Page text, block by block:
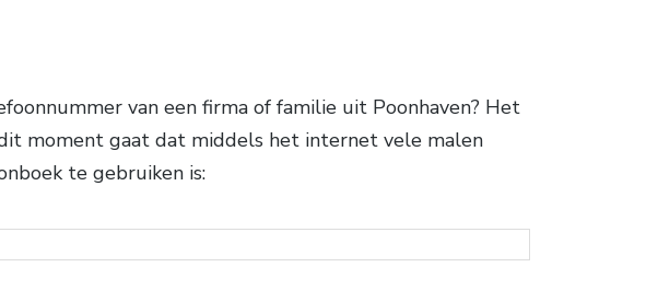
van een firma of familie uit Poonhaven? Het
moment gaat dat middels het internet vele malen
te gebruiken is: